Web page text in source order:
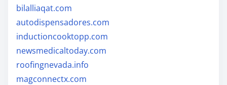
bilalliaqat.com
autodispensadores.com
inductioncooktopp.com
newsmedicaltoday.com
roofingnevada.info
magconnectx.com